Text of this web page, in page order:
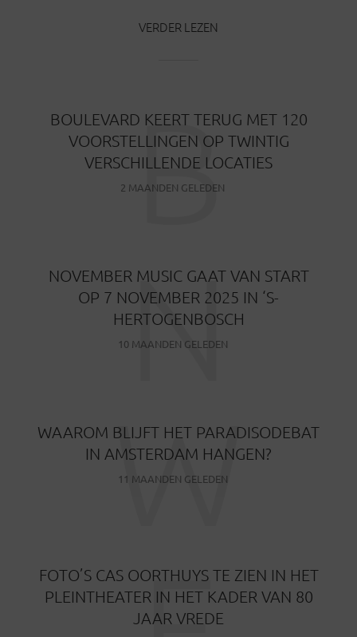
VERDER LEZEN
BOULEVARD KEERT TERUG MET 120
VOORSTELLINGEN OP TWINTIG
VERSCHILLENDE LOCATIES
2 MAANDEN GELEDEN
B
NOVEMBER MUSIC GAAT VAN START
OP 7 NOVEMBER 2025 IN ‘S-
HERTOGENBOSCH
10 MAANDEN GELEDEN
N
WAAROM BLIJFT HET PARADISODEBAT
IN AMSTERDAM HANGEN?
11 MAANDEN GELEDEN
W
FOTO’S CAS OORTHUYS TE ZIEN IN HET
PLEINTHEATER IN HET KADER VAN 80
JAAR VREDE